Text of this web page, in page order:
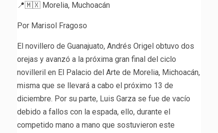
📍🇲🇽 Morelia, Muchoacán
Por Marisol Fragoso
El novillero de Guanajuato, Andrés Origel obtuvo dos
orejas y avanzó a la próxima gran final del ciclo
novilleril en El Palacio del Arte de Morelia, Michoacán,
misma que se llevará a cabo el próximo 13 de
diciembre. Por su parte, Luis Garza se fue de vacío
debido a fallos con la espada, ello, durante el
competido mano a mano que sostuvieron este